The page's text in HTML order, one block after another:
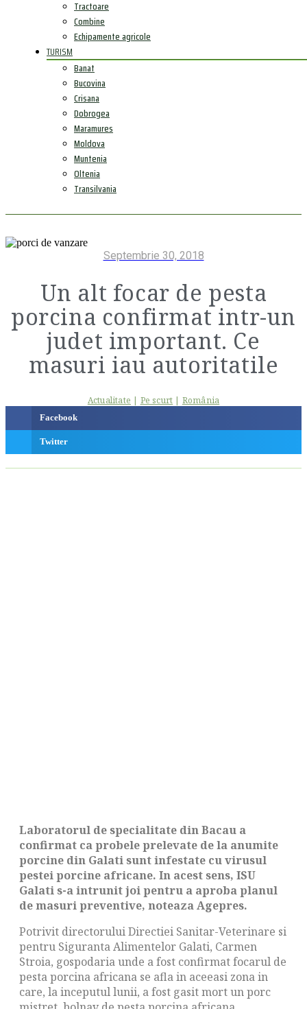
Tractoare
Combine
Echipamente agricole
TURISM
Banat
Bucovina
Crisana
Dobrogea
Maramures
Moldova
Muntenia
Oltenia
Transilvania
Septembrie 30, 2018
Un alt focar de pesta
porcina confirmat intr-un
judet important. Ce
masuri iau autoritatile
Actualitate | Pe scurt | România
Facebook
Twitter
Laboratorul de specialitate din Bacau a
confirmat ca probele prelevate de la anumite
porcine din Galati sunt infestate cu virusul
pestei porcine africane. In acest sens, ISU
Galati s-a intrunit joi pentru a aproba planul
de masuri preventive, noteaza Agepres.
Potrivit directorului Directiei Sanitar-Veterinare si
pentru Siguranta Alimentelor Galati, Carmen
Stroia, gospodaria unde a fost confirmat focarul de
pesta porcina africana se afla in aceeasi zona in
care, la inceputul lunii, a fost gasit mort un porc